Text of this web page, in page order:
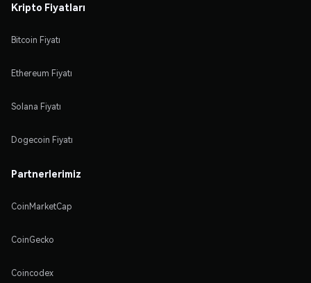
Kripto Fiyatları
Bitcoin Fiyatı
Ethereum Fiyatı
Solana Fiyatı
Dogecoin Fiyatı
Partnerlerimiz
CoinMarketCap
CoinGecko
Coincodex